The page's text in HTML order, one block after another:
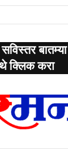
बातम्या
क्लिक करा